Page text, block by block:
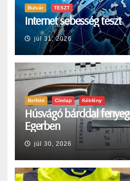
Bulvár TESZT
Internet sebesség teszt
júl 31, 2026
Belföld Címlap Kékfény
Húsvágó bárddal
Egerben
júl 30, 2026